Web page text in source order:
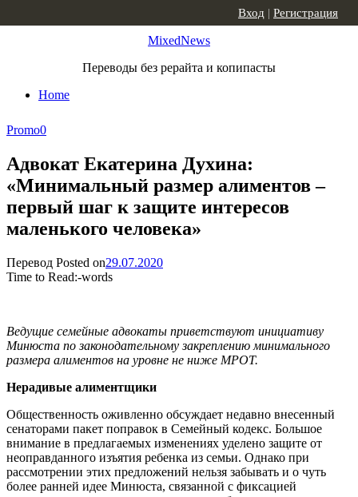
MixedNews
Переводы без рерайта и копипасты
Home
Вход | Регистрация
Promo0
Адвокат Екатерина Духина:
«Минимальный размер алиментов –
первый шаг к защите интересов
маленького человека»
Перевод Posted on29.07.2020
Time to Read:-words
Ведущие семейные адвокаты приветствуют инициативу
Минюста по законодательному закреплению минимального
размера алиментов на уровне не ниже МРОТ.
Нерадивые алиментщики
Общественность оживленно обсуждает недавно внесенный
сенаторами пакет поправок в Семейный кодекс. Большое
внимание в предлагаемых изменениях уделено защите от
неоправданного изъятия ребенка из семьи. Однако при
рассмотрении этих предложений нельзя забывать и о чуть
более ранней идее Минюста, связанной с фиксацией